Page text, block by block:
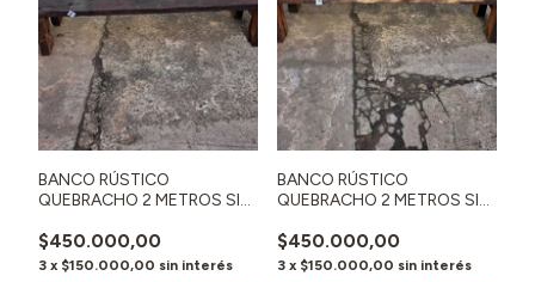
BANCO RÚSTICO
QUEBRACHO 2 METROS SIN
$450.000,00
3 x $150.000,00 sin interés
BANCO RÚSTICO
QUEBRACHO 2 METROS SIN
$450.000,00
3 x $150.000,00 sin interés